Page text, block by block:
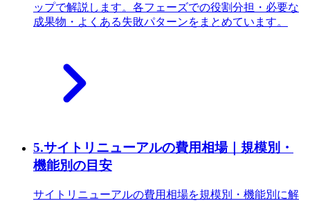
ップで解説します。各フェーズでの役割分担・必要な
成果物・よくある失敗パターンをまとめています。
5.サイトリニューアルの費用相場｜規模別・
機能別の目安
サイトリニューアルの費用相場を規模別・機能別に解